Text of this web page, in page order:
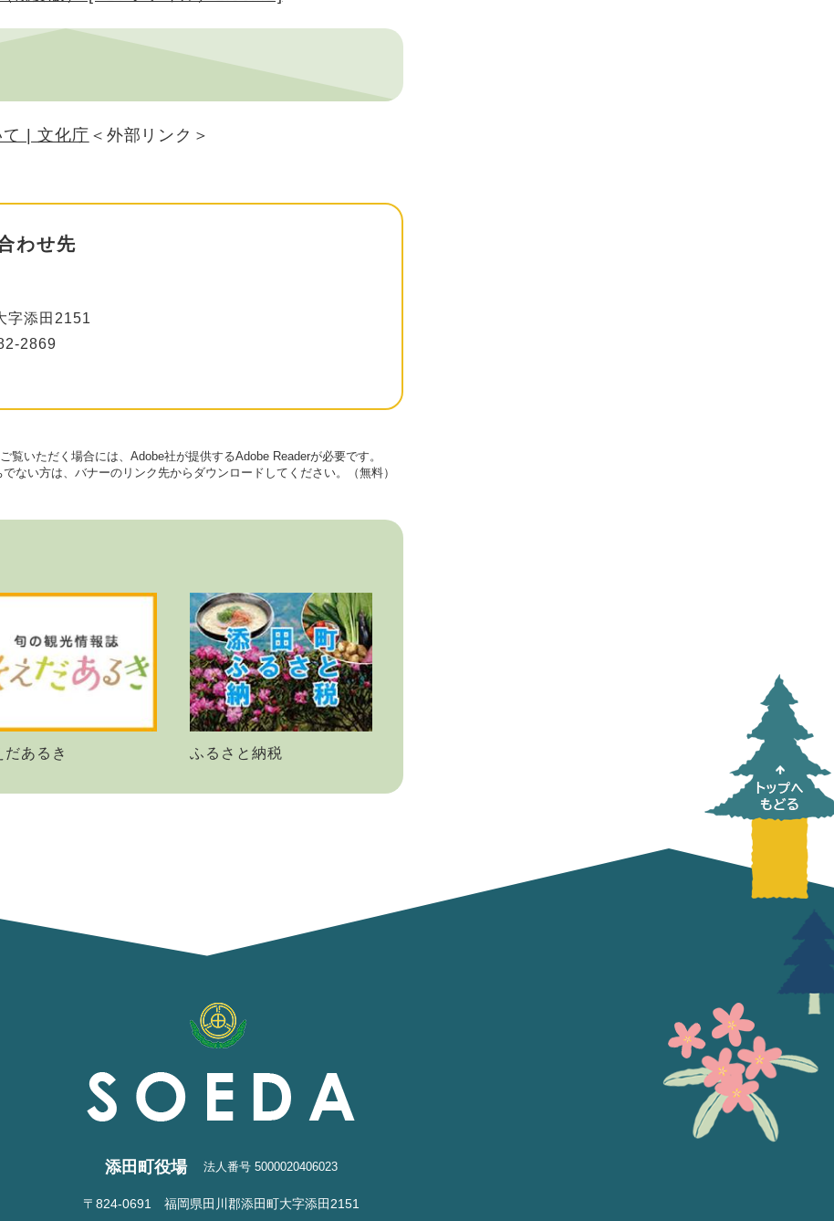
て | 文化庁 ＜外部リンク＞
わせ先
字添田2151
2869
覧いただく場合には、Adobe社が提供するAdobe Readerが必要です。
ない方は、バナーのリンク先からダウンロードしてください。（無料）
だあるき ふるさと納税
添田町役場 法人番号 5000020406023
〒824-0691 福岡県田川郡添田町大字添田2151